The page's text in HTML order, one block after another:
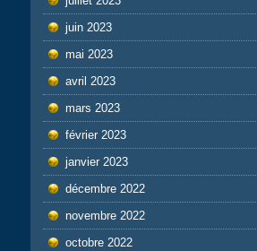
juin 2023
mai 2023
avril 2023
mars 2023
février 2023
janvier 2023
décembre 2022
novembre 2022
octobre 2022